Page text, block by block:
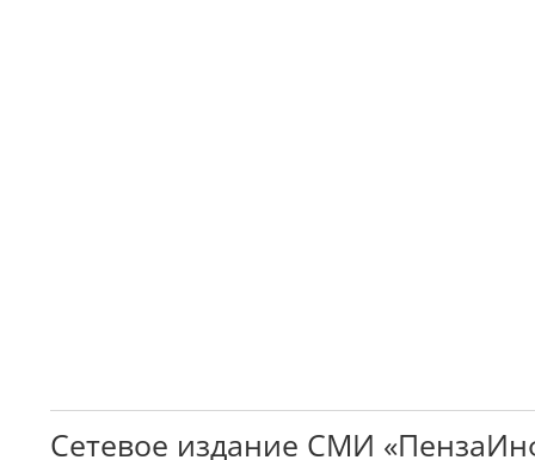
Сетевое издание СМИ